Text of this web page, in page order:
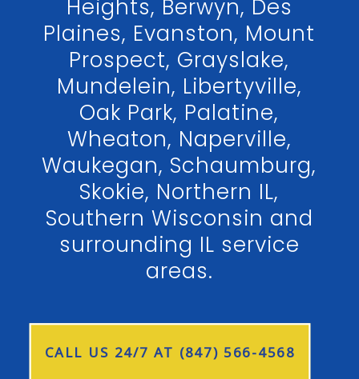
Heights, Berwyn, Des
Plaines, Evanston, Mount
Prospect, Grayslake,
Mundelein, Libertyville,
Oak Park, Palatine,
Wheaton, Naperville,
Waukegan, Schaumburg,
Skokie, Northern IL,
Southern Wisconsin and
surrounding IL service
areas.
CALL US 24/7 AT (847) 566-4568